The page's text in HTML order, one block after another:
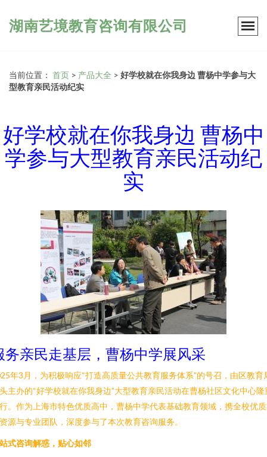
湖南艺境教育咨询有限公司
当前位置： 首页 > 产品大全 > 好学校就在你我身边 曹杨中学参与大
型教育亲民活动纪实
好学校就在你我身边 曹杨中
学参与大型教育亲民活动纪
实
务亲民走基层，曹杨中学展风采
年3月，为积极响应“打造高质量公共教育服务体系”的号召，由区教育
主办的“好学校就在你我身边”大型教育亲民活动在曹杨社区文化中心隆
。作为上海市特色优质高中，曹杨中学代表基础教育领域，携全校优
源与专业团队，深度参与了本次教育咨询服务。
式咨询解惑，贴心如邻